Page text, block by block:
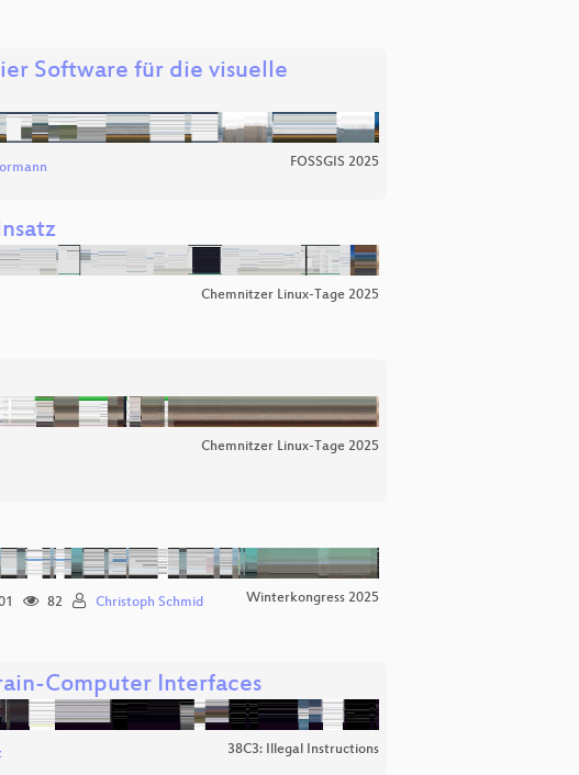
Software für die visuelle
FOSSGIS 2025
Chemnitzer Linux-Tage 2025
Chemnitzer Linux-Tage 2025
82 Christoph Schmid Winterkongress 2025
Computer Interfaces
38C3: Illegal Instructions